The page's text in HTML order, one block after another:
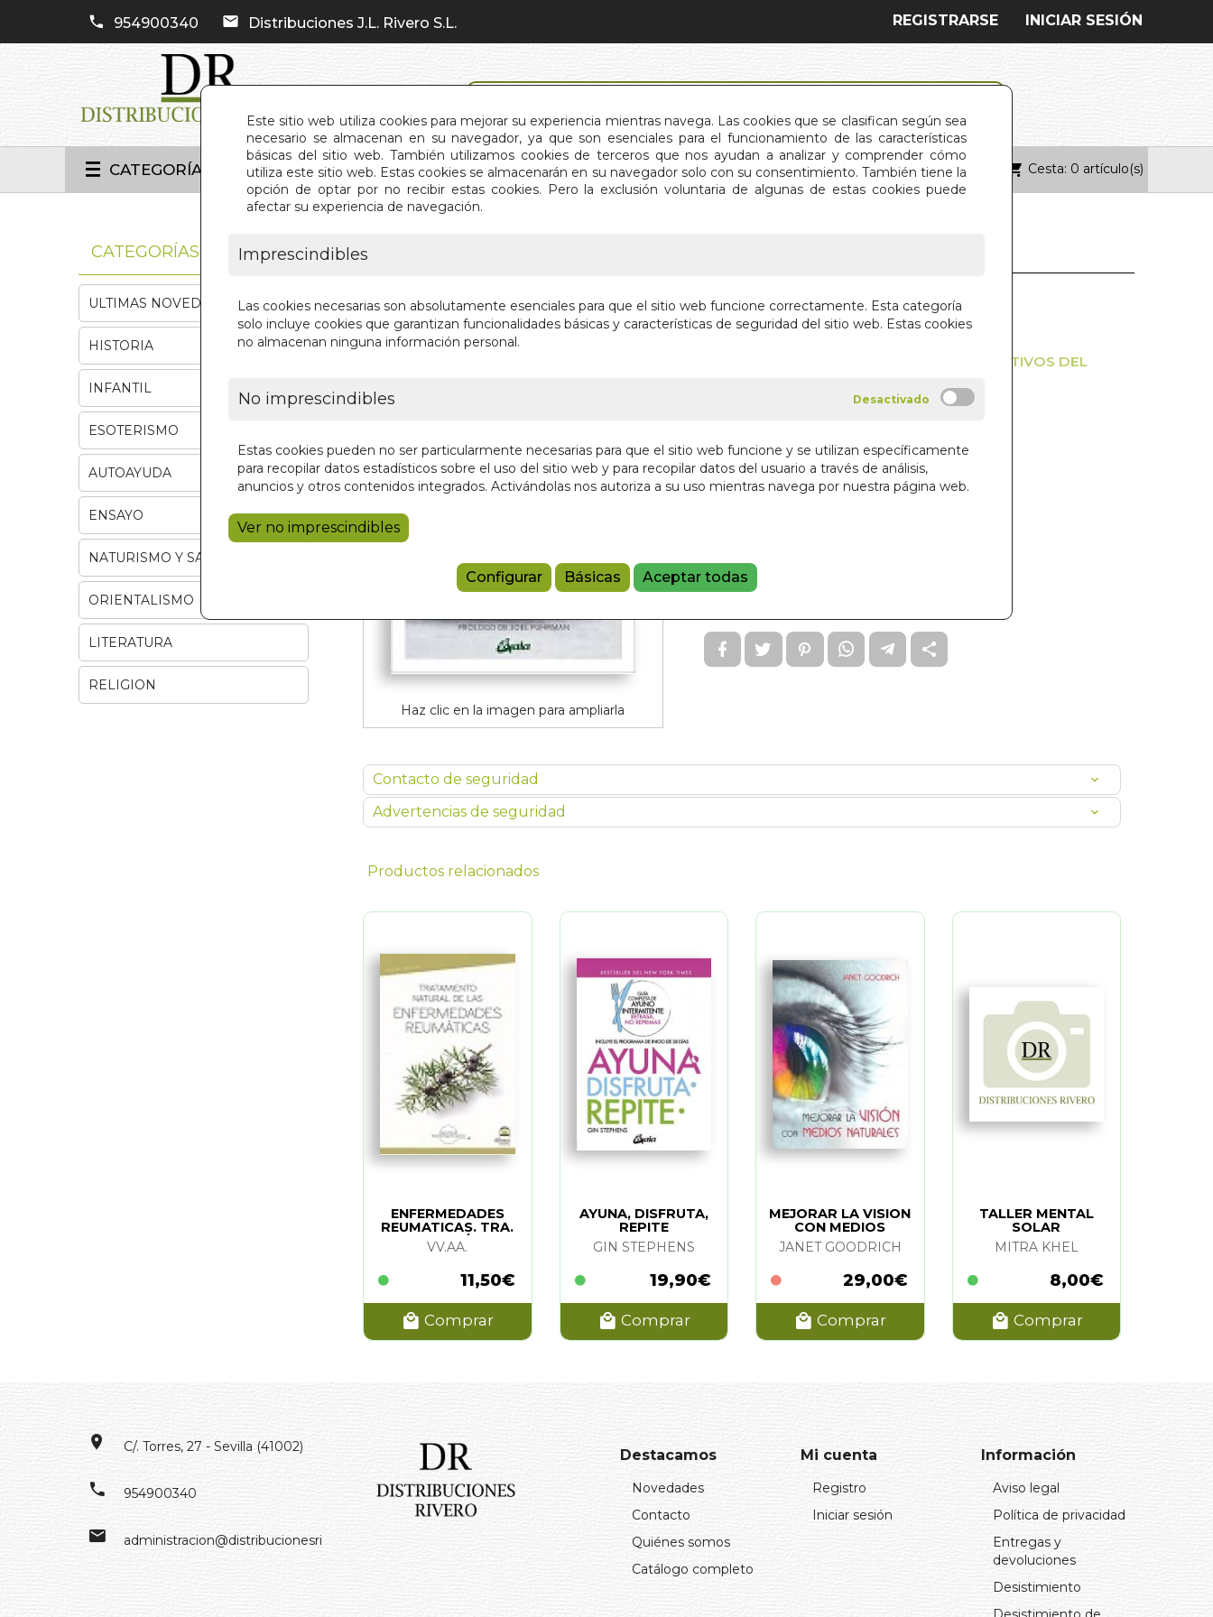
Este sitio web utiliza cookies para mejorar su experiencia mientras navega. Las cookies que se clasifican según sea
necesario se almacenan en su navegador, ya que son esenciales para el funcionamiento de las características
básicas del sitio web. También utilizamos cookies de terceros que nos ayudan a analizar y comprender cómo
utiliza este sitio web. Estas cookies se almacenarán en su navegador solo con su consentimiento. También tiene la
opción de optar por no recibir estas cookies. Pero la exclusión voluntaria de algunas de estas cookies puede
afectar su experiencia de navegación.
Imprescindibles
Las cookies necesarias son absolutamente esenciales para que el sitio web funcione correctamente. Esta categoría
solo incluye cookies que garantizan funcionalidades básicas y características de seguridad del sitio web. Estas cookies
no almacenan ninguna información personal.
No imprescindibles
Estas cookies pueden no ser particularmente necesarias para que el sitio web funcione y se utilizan específicamente
para recopilar datos estadísticos sobre el uso del sitio web y para recopilar datos del usuario a través de análisis,
anuncios y otros contenidos integrados. Activándolas nos autoriza a su uso mientras navega por nuestra página web.
Ver no imprescindibles
Configurar Básicas Aceptar todas
954900340 Distribuciones J.L. Rivero S.L. INICIAR SESIÓN
REGISTRARSE
CATEGORÍAS INICIO QUIÉNES SOMOS CONTACTO Cesta: 0 artículo(s)
Haz clic en la imagen para ampliarla
GRAN LIBRO DE LOS
GERMINADOS. EL
EL PODER DE LOS ALIMENTOS MAS NUTRITIVOS DEL
En stock
15,00 €
9788411081177
Contacto de seguridad
Advertencias de seguridad
Productos relacionados
ENFERMEDADES
REUMATICAS. TRA.
NAT. (N/E)
VV.AA.
11,50€
Comprar
AYUNA, DISFRUTA,
REPITE
GIN STEPHENS
19,90€
Comprar
MEJORAR LA VISION
CON MEDIOS
NATURALES
JANET GOODRICH
29,00€
Comprar
TALLER MENTAL
SOLAR
MITRA KHEL
8,00€
Comprar
CATEGORÍAS
ULTIMAS NOVEDADES
HISTORIA
INFANTIL
ESOTERISMO
AUTOAYUDA
ENSAYO
NATURISMO Y SALUD
ORIENTALISMO
LITERATURA
RELIGION
C/. Torres, 27 - Sevilla (41002)
954900340
administracion@distribucionesrivero.es
Destacamos
Novedades
Contacto
Quiénes somos
Catálogo completo
Mi cuenta
Registro
Iniciar sesión
Información
Aviso legal
Política de privacidad
Entregas y
devoluciones
Desistimiento